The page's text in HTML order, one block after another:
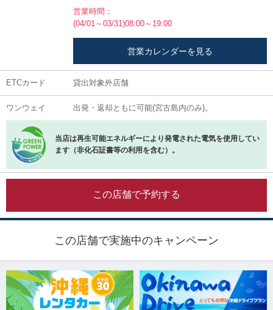
営業時間：
(04/01～03/31)08:00～19:00
営業カレンダーを見る
ETCカード 貸出対象外店舗
ワンウェイ 出発・返却ともに可能(宮古島内のみ)。
当店は再生可能エネルギーにより発電された電気を使用してい
ます（非化石証書等の利用を含む）。
この店舗で予約する
この店舗で実施中のキャンペーン